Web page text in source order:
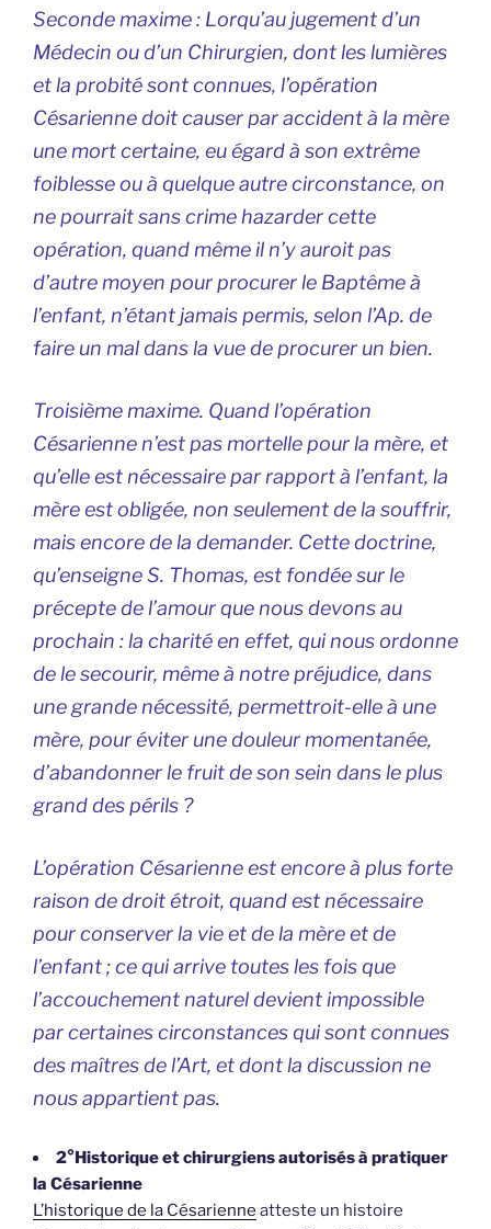
Seconde maxime : Lorqu’au jugement d’un
Médecin ou d’un Chirurgien, dont les lumières
et la probité sont connues, l’opération
Césarienne doit causer par accident à la mère
une mort certaine, eu égard à son extrême
foiblesse ou à quelque autre circonstance, on
ne pourrait sans crime hazarder cette
opération, quand même il n’y auroit pas
d’autre moyen pour procurer le Baptême à
l’enfant, n’étant jamais permis, selon l’Ap. de
faire un mal dans la vue de procurer un bien.
Troisième maxime. Quand l’opération
Césarienne n’est pas mortelle pour la mère, et
qu’elle est nécessaire par rapport à l’enfant, la
mère est obligée, non seulement de la souffrir,
mais encore de la demander. Cette doctrine,
qu’enseigne S. Thomas, est fondée sur le
précepte de l’amour que nous devons au
prochain : la charité en effet, qui nous ordonne
de le secourir, même à notre préjudice, dans
une grande nécessité, permettroit-elle à une
mère, pour éviter une douleur momentanée,
d’abandonner le fruit de son sein dans le plus
grand des périls ?
L’opération Césarienne est encore à plus forte
raison de droit étroit, quand est nécessaire
pour conserver la vie et de la mère et de
l’enfant ; ce qui arrive toutes les fois que
l’accouchement naturel devient impossible
par certaines circonstances qui sont connues
des maîtres de l’Art, et dont la discussion ne
nous appartient pas.
2°Historique et chirurgiens autorisés à pratiquer
la Césarienne
L’historique de la Césarienne atteste un histoire